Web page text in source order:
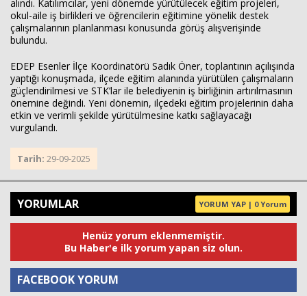
alındı. Katılımcılar, yeni dönemde yürütülecek eğitim projeleri,
okul-aile iş birlikleri ve öğrencilerin eğitimine yönelik destek
çalışmalarının planlanması konusunda görüş alışverişinde
bulundu.
EDEP Esenler İlçe Koordinatörü Sadık Öner, toplantının açılışında
yaptığı konuşmada, ilçede eğitim alanında yürütülen çalışmaların
güçlendirilmesi ve STK’lar ile belediyenin iş birliğinin artırılmasının
önemine değindi. Yeni dönemin, ilçedeki eğitim projelerinin daha
etkin ve verimli şekilde yürütülmesine katkı sağlayacağı
vurgulandı.
Tarih: 29-09-2025
YORUMLAR YORUM YAP | 0 Yorum
Henüz yorum eklenmemiştir.
Bu Haber'e ilk yorum yapan siz olun.
FACEBOOK YORUM